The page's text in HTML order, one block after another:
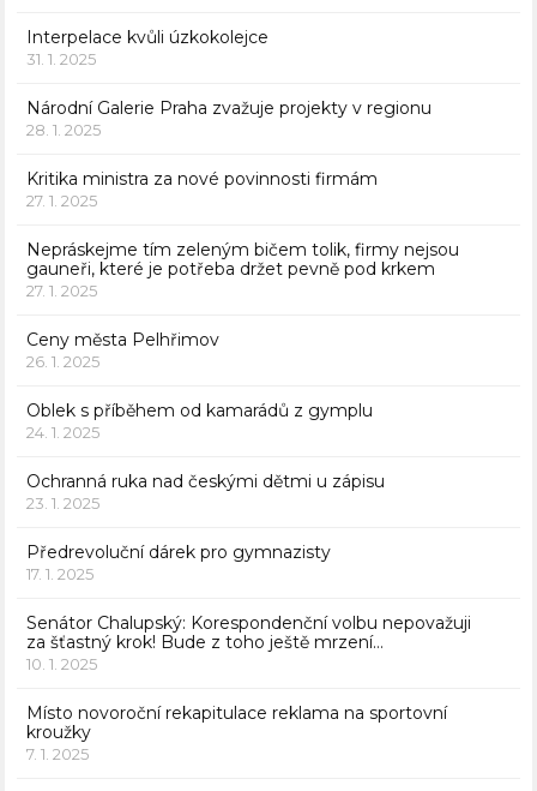
Interpelace kvůli úzkokolejce
31. 1. 2025
Národní Galerie Praha zvažuje projekty v regionu
28. 1. 2025
Kritika ministra za nové povinnosti firmám
27. 1. 2025
Nepráskejme tím zeleným bičem tolik, firmy nejsou
gauneři, které je potřeba držet pevně pod krkem
27. 1. 2025
Ceny města Pelhřimov
26. 1. 2025
Oblek s příběhem od kamarádů z gymplu
24. 1. 2025
Ochranná ruka nad českými dětmi u zápisu
23. 1. 2025
Předrevoluční dárek pro gymnazisty
17. 1. 2025
Senátor Chalupský: Korespondenční volbu nepovažuji
za šťastný krok! Bude z toho ještě mrzení…
10. 1. 2025
Místo novoroční rekapitulace reklama na sportovní
kroužky
7. 1. 2025